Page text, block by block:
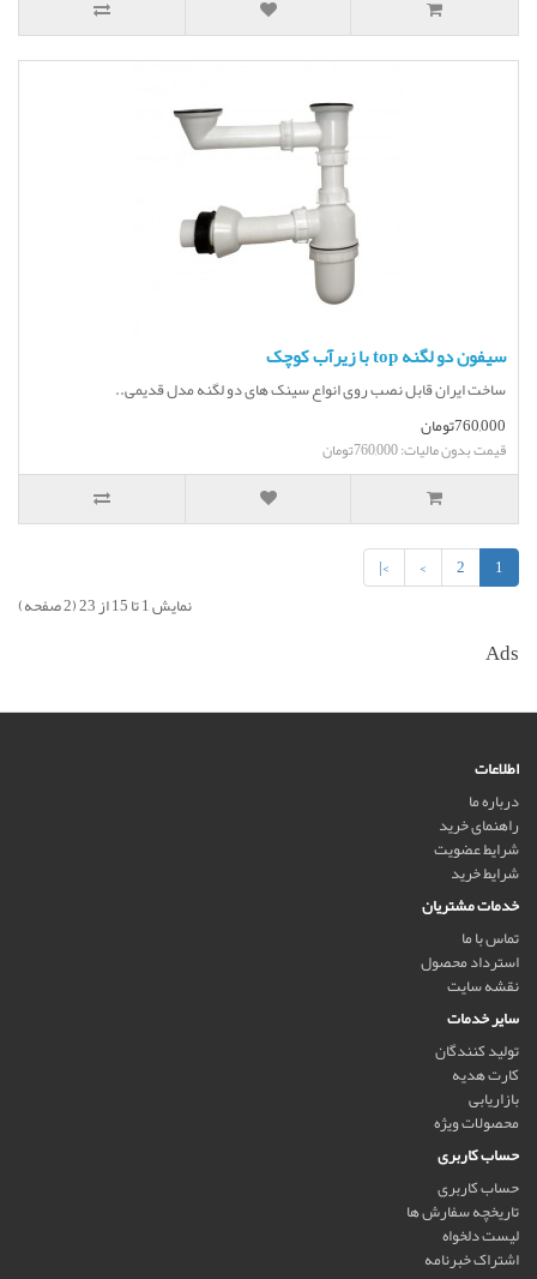
سیفون دو لگنه top با زیرآب کوچک
ساخت ایران قابل نصب روی انواع سینک های دو لگنه مدل قدیمی..
760,000تومان
قیمت بدون مالیات: 760,000تومان
1
2
>
>|
نمایش 1 تا 15 از 23 (2 صفحه)
Ads
اطلاعات
درباره ما
راهنمای خرید
شرایط عضویت
شرایط خرید
خدمات مشتریان
تماس با ما
استرداد محصول
نقشه سایت
سایر خدمات
تولید کنندگان
کارت هدیه
بازاریابی
محصولات ویژه
حساب کاربری
حساب کاربری
تاریخچه سفارش ها
لیست دلخواه
اشتراک خبرنامه